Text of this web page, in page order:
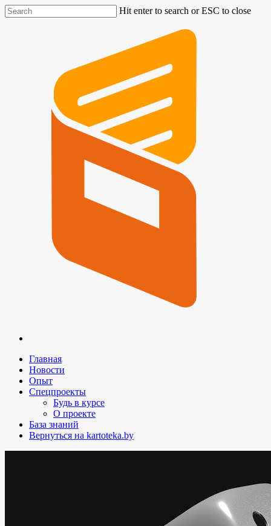
Hit enter to search or ESC to close
Главная
Новости
Опыт
Спецпроекты
Будь в курсе
О проекте
База знаний
Вернуться на kartoteka.by